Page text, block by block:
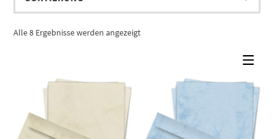
Alle 8 Ergebnisse werden angezeigt